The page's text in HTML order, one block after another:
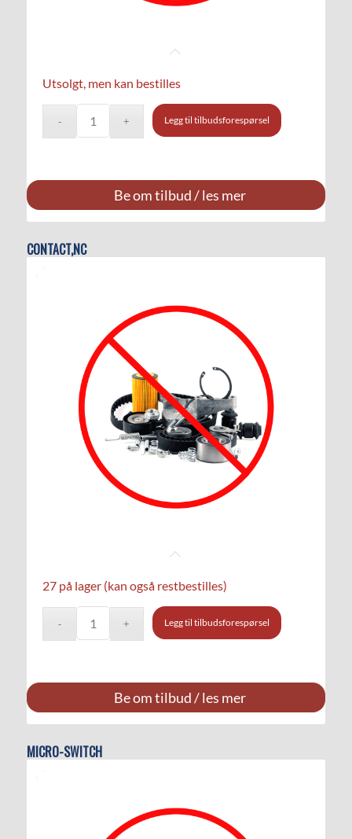
Utsolgt, men kan bestilles
Legg til tilbudsforespørsel
Be om tilbud / les mer
CONTACT,NC
27 på lager (kan også restbestilles)
Legg til tilbudsforespørsel
Be om tilbud / les mer
MICRO-SWITCH